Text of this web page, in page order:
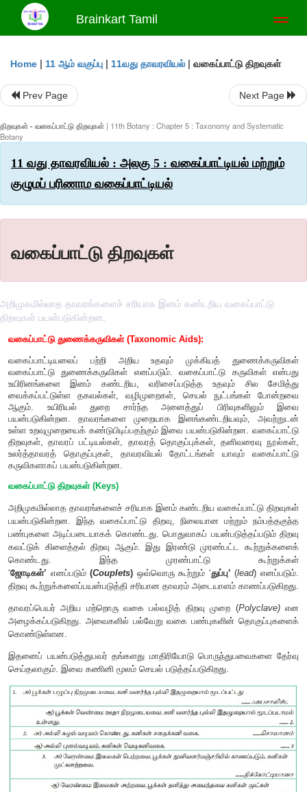
Brainkart Tamil
Home | 11 ஆம் வகுப்பு | 11வது தாவரவியல் | வகைப்பாட்டு திறவுகள்
Prev Page Next Page
திறவுகள் - வகைப்பாட்டு திறவுகள் | 11th Botany : Chapter 5 : Taxonomy and Systematic
Botany
11 வது தாவரவியல் : அலகு 5 : வகைப்பாட்டியல் மற்றும்
குழுமப் பரிணாம வகைப்பாட்டியல்
வகைப்பாட்டு திறவுகள்
அறிமுகமில்லாத தாவரங்களைச் சரியாக இனம் கண்டறிய வகைப்பாட்டு
திறவுகள் பயன்படுகின்றன.
வகைப்பாட்டு துணைக்கருவிகள் (Taxonomic Aids):
வகைப்பாட்டியலைப் பற்றி அறிய உதவும் முக்கியத்
வகைப்பாட்டு துணைக்கருவிகள் எனப்படும். வகைப்பாட்டு
உயிரினங்களை இனம் கண்டறிய, வரிசைப்படுத்த உதவும்
வைக்கப்பட்டுள்ள தகவல்கள், வழிமுறைகள், செயல்
ஆகும். உயிரியல் துறை சார்ந்த அனைத்துப்
பயன்படுகின்றன. தாவரங்களை முறையாக
உள்ள உறவுமுறையைக் கண்டுபிடிப்பதற்கும் இவை
திறவுகள், தாவரப் பட்டியல்கள், தாவரத் தொகுப்புக்கள்,
உலர்த்தாவரத் தொகுப்புகள், தாவரவியல் தோட்டங்கள்
கருவிகளாகப் பயன்படுகின்றன.
வகைப்பாட்டு திறவுகள் (Keys)
அறிமுகமில்லாத தாவரங்களைச் சரியாக இனம் கண்டறிய
பயன்படுகின்றன. இந்த வகைப்பாட்டு திறவு, நிலையான
பண்புகளை அடிப்படையாகக் கொண்டது. பொதுவாகப்
கவட்டுக் கிளைத்தல் திறவு ஆகும். இது இரண்டு முரண்பட்ட
கொண்டது. இந்த முரண்பாட்டு
ஜோடிகள்’எனப்படும்(Couplets)ஒவ்வொரு கூற்றும் ‘துப்பு’(
திறவு கூற்றுக்களைப்பயன்படுத்தி சரியான தாவரம் அடையாளம்
தாவரப்பெயர் அறிய மற்றொரு வகை பல்வழித் திறவு முறை (
அழைக்கப்படுகிறது. அவைகளில் பல்வேறு வகை பண்புகளின்